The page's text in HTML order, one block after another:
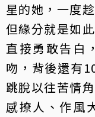
星的她，一度
但緣分就是如
直接勇敢告白
吻，背後還有
跳脫以往苦情
感撩人、作風